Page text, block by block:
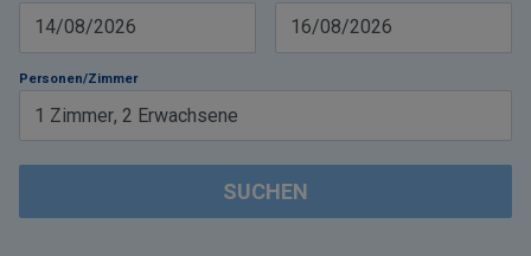
14/08/2026 16/08/2026
Personen/Zimmer
1 Zimmer, 2 Erwachsene
SUCHEN